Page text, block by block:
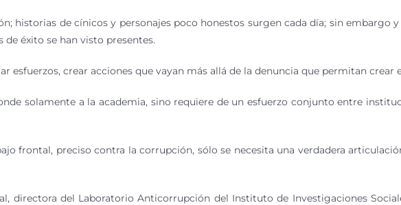
historias de cínicos y personajes poco honestos surgen cada día; sin embargo
éxito se han visto presentes.
esfuerzos, crear acciones que vayan más allá de la denuncia que permitan
solamente a la academia, sino requiere de un esfuerzo conjunto entre
frontal, preciso contra la corrupción, sólo se necesita una verdadera
directora del Laboratorio Anticorrupción del Instituto de Investigaciones